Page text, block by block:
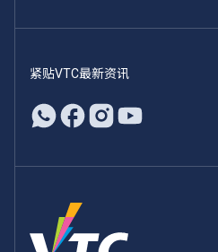
紧贴VTC最新资讯